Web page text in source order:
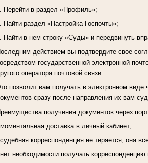
Перейти в раздел «Профиль»;
Найти раздел «Настройка Госпочты»;
Найти в нем строку «Суды» и передвинуть
действием вы подтвердите свое
государственной электронной
оператора почтовой связи.
позволит вам получать в электронном виде
сразу после направления их вам
получения документов через
доставка в личный кабинет;
корреспонденция не теряется, она
необходимости получать